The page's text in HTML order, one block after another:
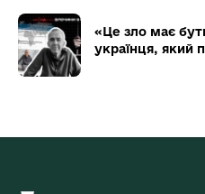
«Це зло має
українця, який